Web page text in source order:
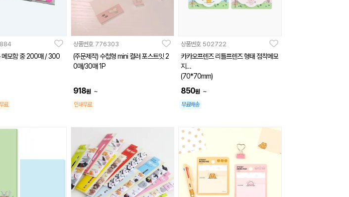
메모함 중 200매 / 300
료
상품번호 776303
(주문제작) 수첩형 mini 컬러 포스트잇 2
0매/30매 1P
918원 ~
인쇄무료
상품번호 502722
카카오프렌즈 리틀프렌즈 형태 점착메모
지
(70*70mm)
850원 ~
무료배송